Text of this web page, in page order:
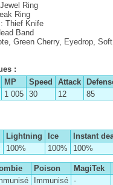
Ring
Ring
Thief Knife
Band
Green Cherry, Eyedrop,
:
MP Speed Attack
1 005 30 12 85
Lightning Ice Instant
100% 100% 100%
Poison MagiTek
Immunisé -